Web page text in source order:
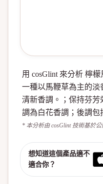
用 cosGlint 來分析 檸
一種以馬鞭草為主的
清新香調。；保持芬芳
調為白花香調；後調包
* 本分析由 cosGlint 技術基於
想知道這個產品適不
適合你？